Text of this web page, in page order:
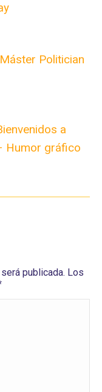
Politician
a
Humor gráfico
publicada. Los